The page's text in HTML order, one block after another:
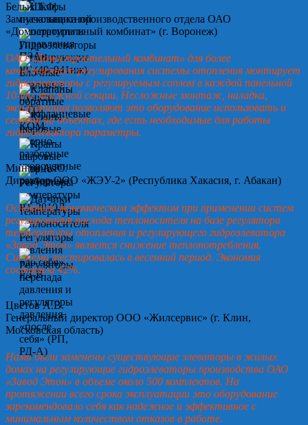
Белых Т.Ф.
Замначальника производственного отдела ОАО
«Домостроительный комбинат» (г. Воронеж)
ОАО «Домостроительный комбинат» для более
качественного регулирования системы отопления монтирует
гидроэлеваторы с регулируемым соплом в каждой панельной
10-ти этажной секции. Несложные монтаж, наладка,
эксплуатация позволяют это оборудование использовать и
сегодня на объектах, где есть необходимые для работы
гидроэлеватора параметры.
Минин А.Ю.
Директор ООО «ЖЭУ-2» (Республика Хакасия, г. Абакан)
Основным экономическим эффектом при применении систем
регулирования расхода теплоносителя на базе регулятора
температуры отопления и регулирующего гидроэлеватора
«Завод Этон» является снижение теплопотребления.
Система тестировалась в весенний период. Экономия
составила 42%.
Цветов А.В.
Генеральный директор ООО «Жилсервис» (г. Клин,
Московская область)
Нами были заменены существующие элеваторы в жилых
домах на регулирующие гидроэлеваторы производства ОАО
«Завод Этон» в объеме около 500 комплектов. На
протяжении всего срока эксплуатации это оборудование
зарекомендовало себя как надежное и эффективное с
минимальным количеством отказов в работе.